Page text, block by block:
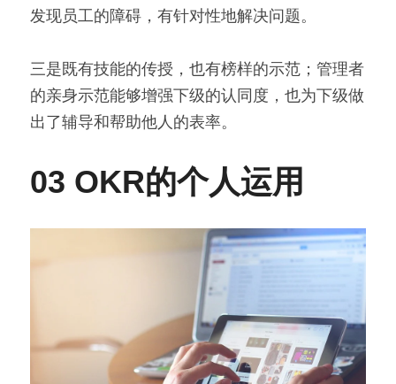
发现员工的障碍，有针对性地解决问题。
三是既有技能的传授，也有榜样的示范；管理者
的亲身示范能够增强下级的认同度，也为下级做
出了辅导和帮助他人的表率。
03 OKR的个人运用